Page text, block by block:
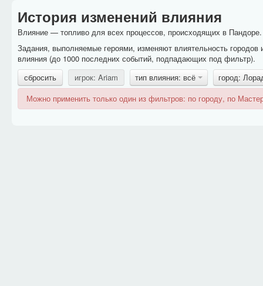
История изменений влияния
Влияние — топливо для всех процессов, происходящих в
Задания, выполняемые героями, изменяют влиятельность
влияния (до 1000 последних событий, подпадающих под фильтр).
сбросить
игрок: Ariam тип влияния: всё
город:
Можно применить только один из фильтров: по городу, по